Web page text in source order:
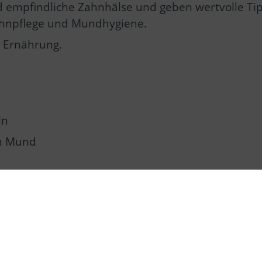
Zahnhälse und geben wertvolle
und Mundhygiene.
Mund